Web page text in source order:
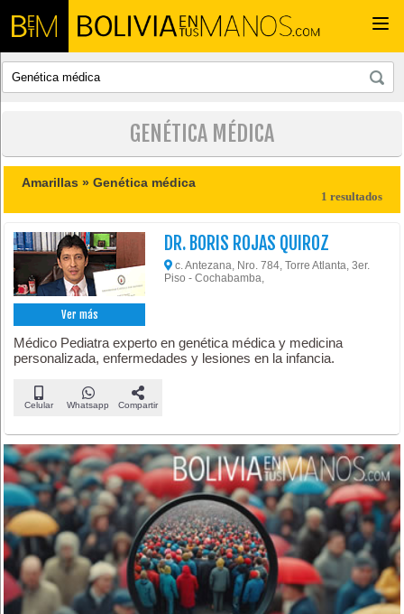
GENÉTICA MÉDICA
Amarillas »Genética médica
1 resultados
Ver más
DR. BORIS ROJAS QUIROZ
c. Antezana, Nro. 784, Torre Atlanta, 3er.
Piso - Cochabamba,
Médico Pediatra experto en genética médica y medicina
personalizada, enfermedades y lesiones en la infancia.
Celular Whatsapp Compartir